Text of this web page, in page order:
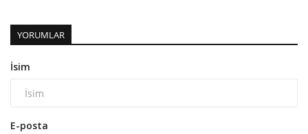
YORUMLAR
İsim
E-posta